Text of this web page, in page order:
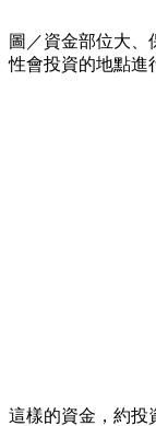
圖／資金部位大、
性會投資的地點進
這樣的資金，約投